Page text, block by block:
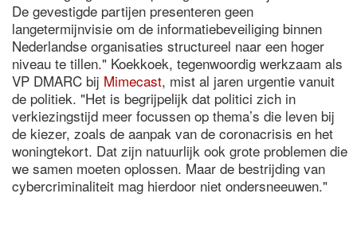
De gevestigde partijen presenteren geen
langetermijnvisie om de informatiebeveiliging binnen
Nederlandse organisaties structureel naar een hoger
niveau te tillen." Koekkoek, tegenwoordig werkzaam als
VP DMARC bij Mimecast, mist al jaren urgentie vanuit
de politiek. "Het is begrijpelijk dat politici zich in
verkiezingstijd meer focussen op thema’s die leven bij
de kiezer, zoals de aanpak van de coronacrisis en het
woningtekort. Dat zijn natuurlijk ook grote problemen die
we samen moeten oplossen. Maar de bestrijding van
cybercriminaliteit mag hierdoor niet ondersneeuwen."